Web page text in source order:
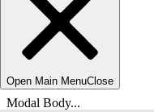
Open Main MenuClose
Modal Body...